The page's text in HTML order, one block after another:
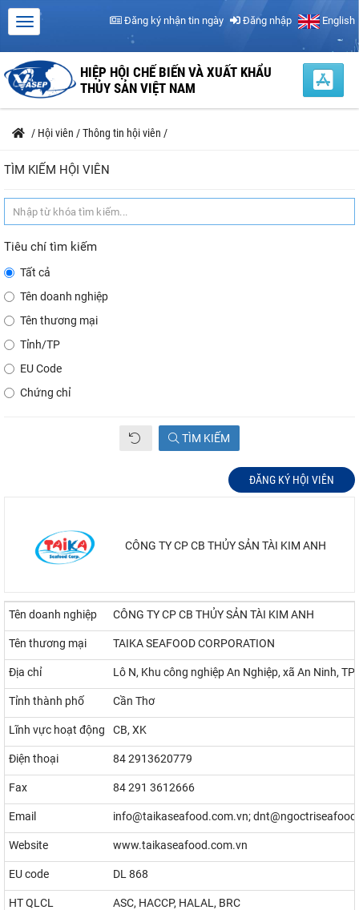
Đăng ký nhận tin ngày Đăng nhập English
HIỆP HỘI CHẾ BIẾN VÀ XUẤT KHẨU
THỦY SẢN VIỆT NAM
/ Hội viên /Thông tin hội viên /
TÌM KIẾM HỘI VIÊN
Tiêu chí tìm kiếm
Tất cả
Tên doanh nghiệp
Tên thương mại
Tỉnh/TP
EU Code
Chứng chỉ
TÌM KIẾM
ĐĂNG KÝ HỘI VIÊN
CÔNG TY CP CB THỦY SẢN TÀI KIM ANH
Tên doanh nghiệp CÔNG TY CP CB THỦY SẢN TÀI KIM ANH
Tên thương mại TAIKA SEAFOOD CORPORATION
Địa chỉ Lô N, Khu công nghiệp An Nghiệp, xã An Ninh,
Tỉnh thành phố Cần Thơ
Lĩnh vực hoạt động CB, XK
Điện thoại 84 2913620779
Fax 84 291 3612666
Email info@taikaseafood.com.vn;
Website www.taikaseafood.com.vn
EU code DL 868
HT QLCL ASC, HACCP, HALAL, BRC